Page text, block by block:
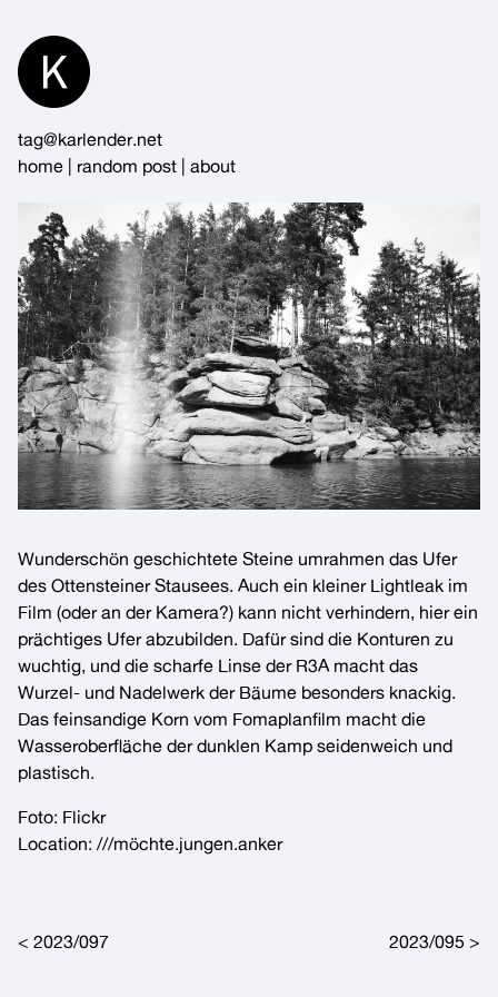
Content
tag@karlender.net
home
random post about
Wunderschön geschichtete Steine umrahmen das Ufer
des Ottensteiner Stausees. Auch ein kleiner Lightleak im
Film (oder an der Kamera?) kann nicht verhindern, hier ein
prächtiges Ufer abzubilden. Dafür sind die Konturen zu
wuchtig, und die scharfe Linse der R3A macht das
Wurzel- und Nadelwerk der Bäume besonders knackig.
Das feinsandige Korn vom Fomaplanfilm macht die
Wasseroberfläche der dunklen Kamp seidenweich und
plastisch.
Foto: Flickr
Location: ///möchte.jungen.anker
Post navigation
2023/097 2023/095